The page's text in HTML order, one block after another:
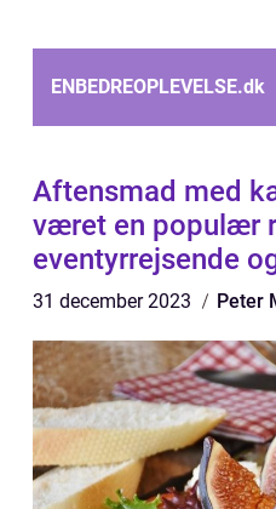
ENBEDREOPLEVELSE.dk
Aftensmad med
været en populær
eventyrrejsende
31 december 2023 Peter